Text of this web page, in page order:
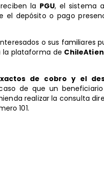
la PGU, el sistema
el depósito o pago
o sus familiares
la plataforma de
de cobro y el
de que un
realizar la consulta
101.